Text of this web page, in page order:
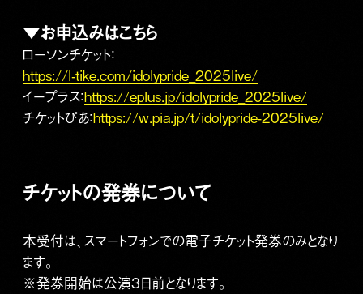
▼お申込みはこちら
ローソンチケット：
https://l-tike.com/idolypride_2025live/
イープラス：https://eplus.jp/idolypride_2025live/
チケットぴあ：https://w.pia.jp/t/idolypride-2025live/
チケットの発券について
本受付は、スマートフォンでの電子チケット発券のみとなり
ます。
※発券開始は公演3日前となります。